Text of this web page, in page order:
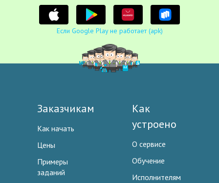
Если Google Play не работает (apk)
Заказчикам
Как начать
Цены
Примеры
заданий
Как
устроено
О сервисе
Обучение
Исполнителям